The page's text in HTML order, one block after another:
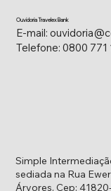
Ouvidoria Travelex Bank
E-mail:
Telefone: 0800 771
Simple
sediada na Rua
Árvores, Cep: